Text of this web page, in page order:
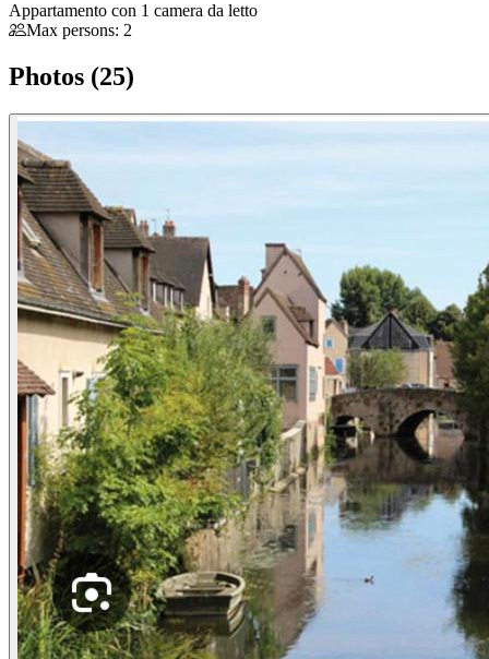
Appartamento con 1 camera da letto
Max persons: 2
Photos (25)